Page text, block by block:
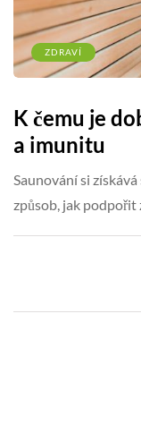
ZDRAVÍ
K čemu je
a imunitu
Saunování si
způsob, jak podpořit